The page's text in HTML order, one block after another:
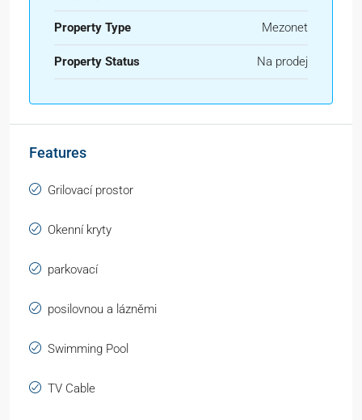
Property Type Mezonet
Property Status Na prodej
Features
Grilovací prostor
Okenní kryty
parkovací
posilovnou a lázněmi
Swimming Pool
TV Cable